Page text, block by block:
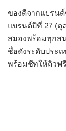
ของดีจากแบรน
แบรนด์ปีที่ 27 (ตุ
สมองพร้อมทุกสน
ชื่อดังระดับประ
พร้อมชีทให้ติวฟ